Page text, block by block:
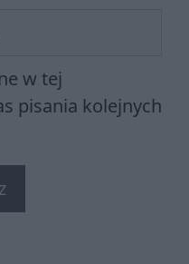
w tej
pisania kolejnych